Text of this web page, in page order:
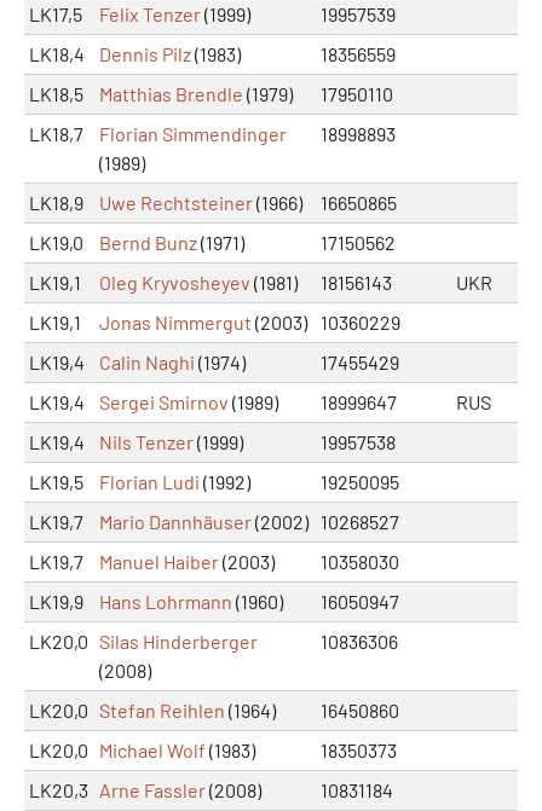
LK17,5
Felix Tenzer(1999)
19957539
LK18,4
Dennis Pilz(1983)
18356559
LK18,5
Matthias Brendle (1979)
17950110
LK18,7
Florian Simmendinger
(1989)
18998893
LK18,9 Uwe Rechtsteiner(1966)
16650865
LK19,0
Bernd Bunz(1971)
17150562
LK19,1
Oleg Kryvosheyev (1981) 18156143
UKR
LK19,1
Jonas Nimmergut (2003)
10360229
LK19,4
Calin Naghi (1974)
17455429
LK19,4
Sergei Smirnov (1989) 18999647
RUS
LK19,4
Nils Tenzer(1999)
19957538
LK19,5
Florian Ludi (1992)
19250095
LK19,7
Mario Dannhäuser(2002) 10268527
LK19,7
Manuel Haiber(2003)
10358030
LK19,9
Hans Lohrmann (1960)
16050947
LK20,0 Silas Hinderberger
(2008)
10836306
LK20,0 Stefan Reihlen (1964)
16450860
LK20,0 Michael Wolf (1983)
18350373
LK20,3 Arne Fassler(2008)
10831184